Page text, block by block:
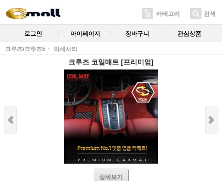
카테고리 검색
로그인 마이페이지 장바구니 관심상품
크루즈/크루즈5 악세사리
크루즈 코일매트 [프리미엄]
상세보기